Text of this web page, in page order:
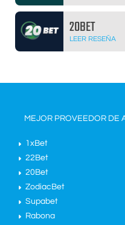
20BET
LEER RESEÑA
MEJOR PROVEEDOR DE
1xBet
22Bet
20Bet
ZodiacBet
Supabet
Rabona